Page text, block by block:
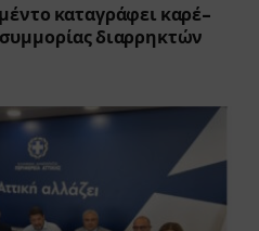
καταγράφει καρέ-
διαρρηκτών